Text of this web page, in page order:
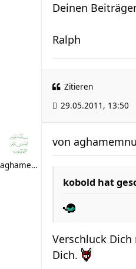
Deinen
Ralph
Zitieren
29.05.2011, 13:50
aghamemnun
von
kobold hat
Verschluck
Dich.